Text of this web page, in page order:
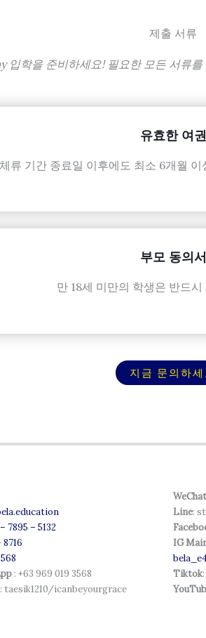
제출 서류
입학을 준비하세요! 필요한 모든 서류
유효한 여권
체류 기간 종료일 이후에도 최소 6개월
부모 동의서
만 18세 미만의 학생은 반드
지금 문의하세
7895 – 5132
8716
: +63 969 019 3568
: taesik1210/icanbeyourgrace
WeChat
Line:
IG
Tiktok: